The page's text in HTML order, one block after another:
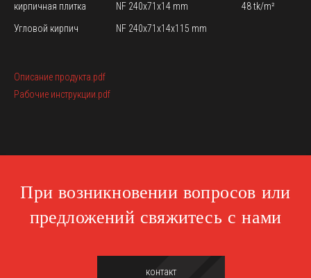
кирпичная плитка
NF 240x71x14 mm
48 tk/m²
Угловой кирпич
NF 240x71x14x115 mm
Описание продукта.pdf
Рабочие инструкции.pdf
При возникновении вопросов или
предложений свяжитесь с нами
контакт